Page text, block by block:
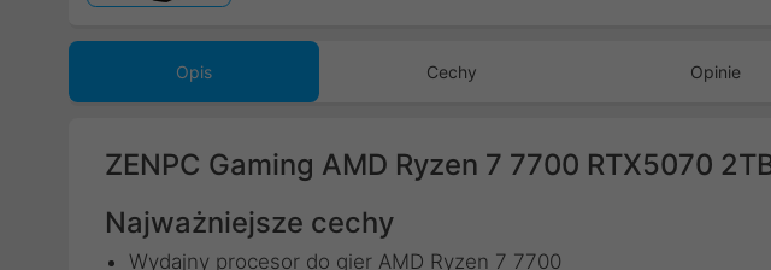
Opis Cechy Opinie
ZENPC Gaming AMD Ryzen 7 7700 RTX5070
Najważniejsze cechy
Wydajny procesor do gier AMD Ryzen 7 7700